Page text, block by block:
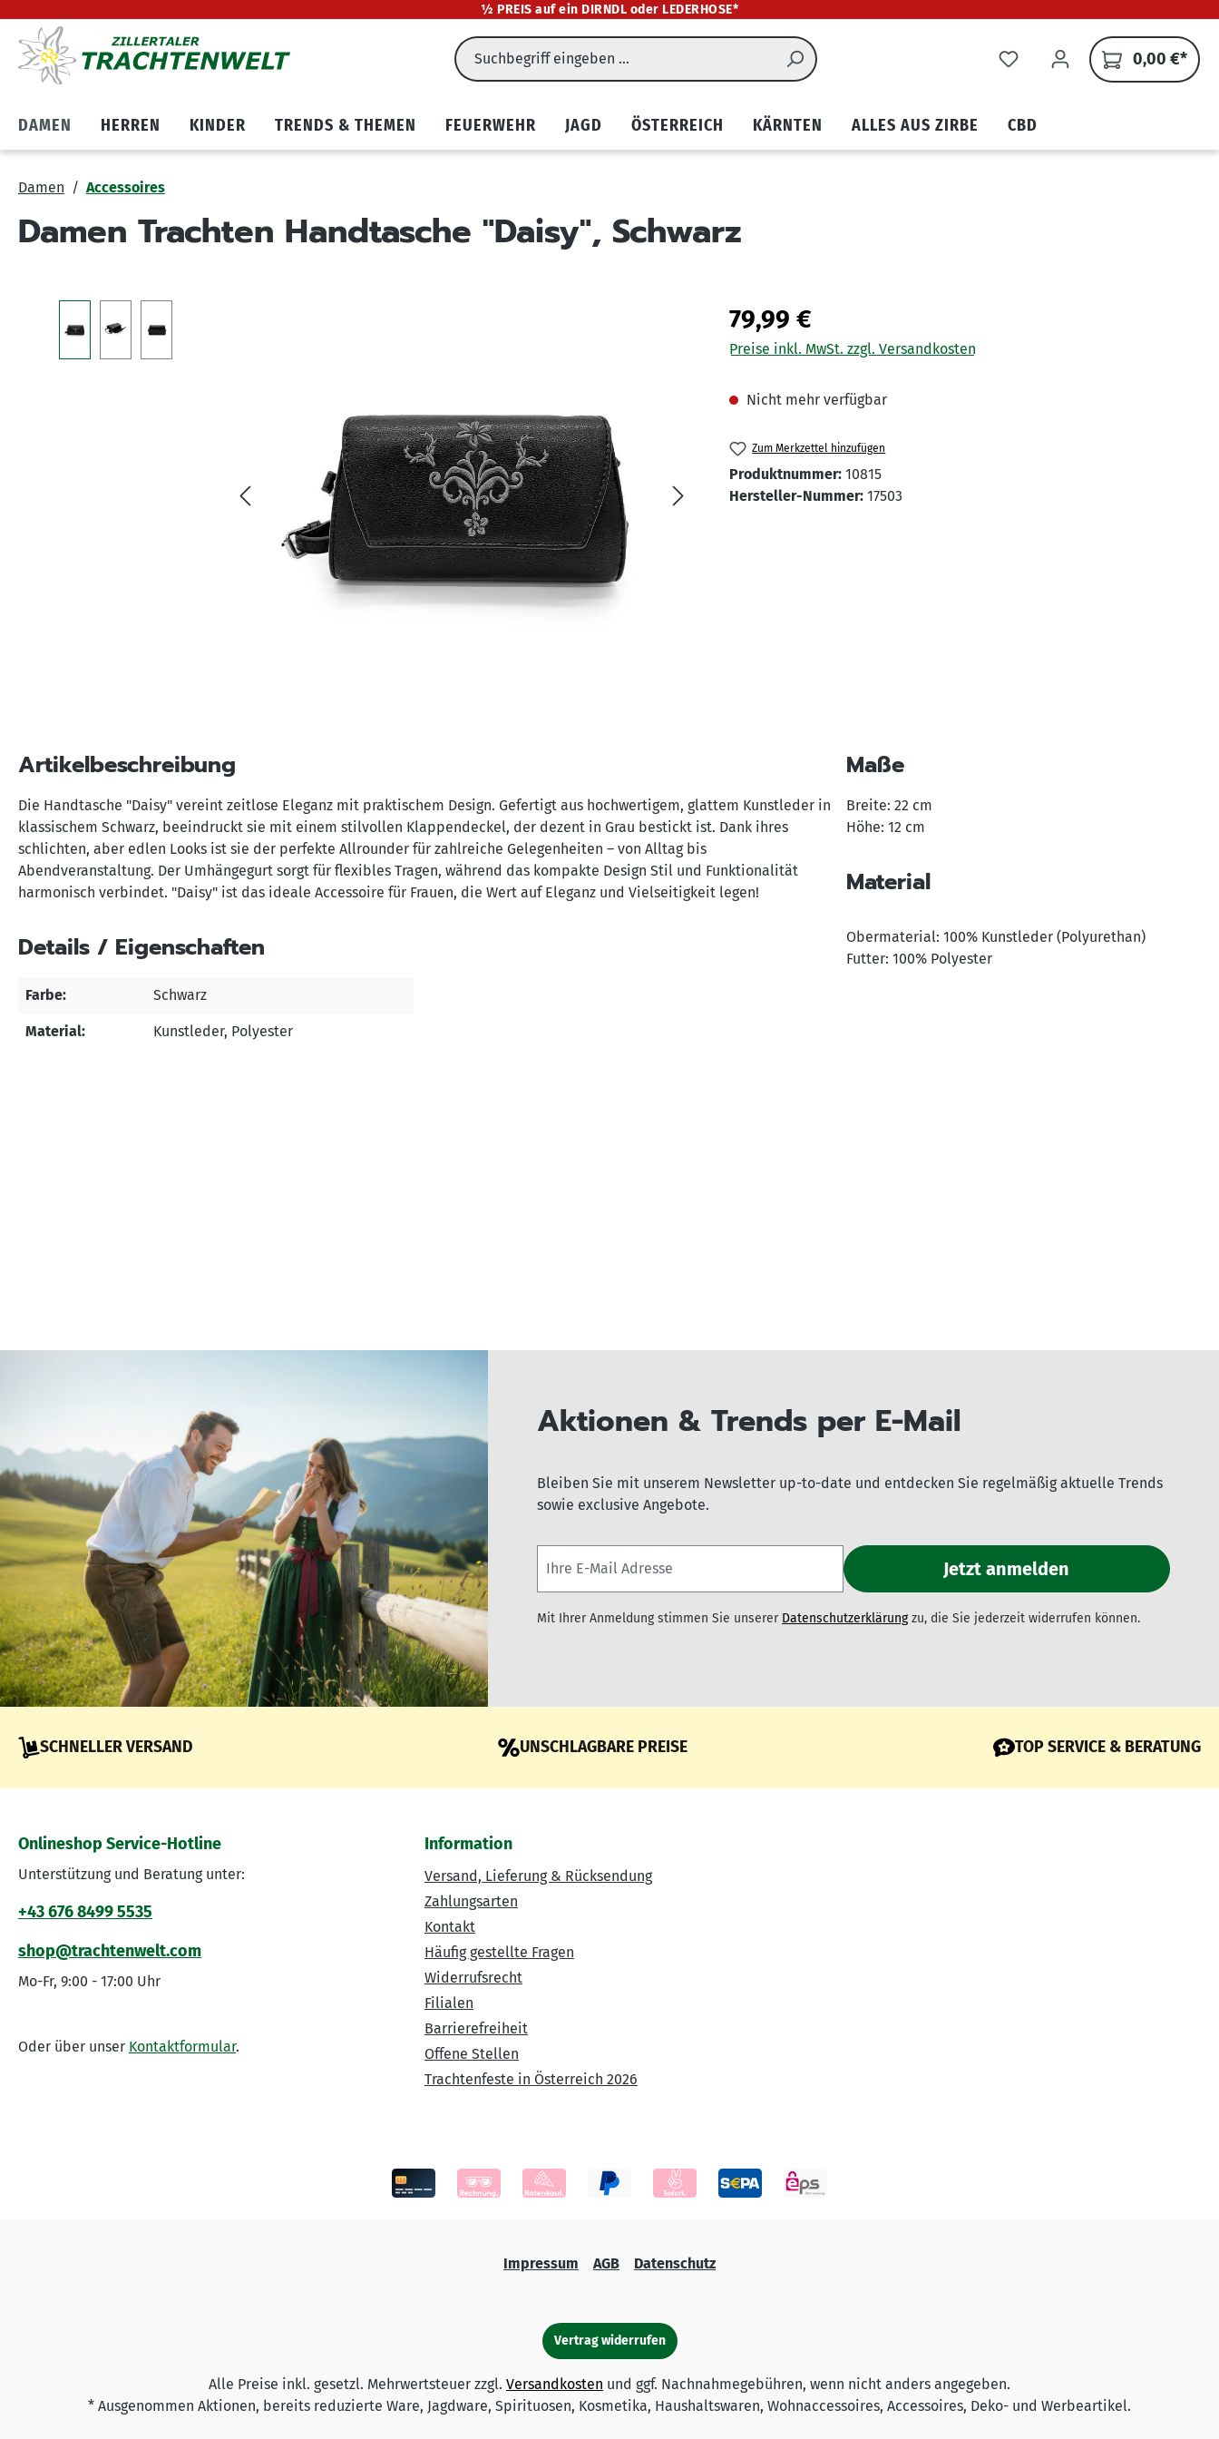
springen Zum Cookie Banner springen
½ PREIS auf ein DIRNDL oder LEDERHOSE*
0,00 €*
DAMEN HERREN KINDER TRENDS & THEMEN FEUERWEHR JAGD ÖSTERREICH KÄRNTEN ALLES AUS ZIRBE CBD
Damen Accessoires
Damen Trachten Handtasche "Daisy", Schwarz
79,99 €
Preise inkl. MwSt. zzgl. Versandkosten
Nicht mehr verfügbar
Zum Merkzettel hinzufügen
Produktnummer: 10815
Hersteller-Nummer: 17503
Artikelbeschreibung
Die Handtasche "Daisy" vereint zeitlose Eleganz mit praktischem Design. Gefertigt aus hochwertigem, glattem Kunstleder in
klassischem Schwarz, beeindruckt sie mit einem stilvollen Klappendeckel, der dezent in Grau bestickt ist. Dank ihres
schlichten, aber edlen Looks ist sie der perfekte Allrounder für zahlreiche Gelegenheiten – von Alltag bis
Abendveranstaltung. Der Umhängegurt sorgt für flexibles Tragen, während das kompakte Design Stil und Funktionalität
harmonisch verbindet. "Daisy" ist das ideale Accessoire für Frauen, die Wert auf Eleganz und Vielseitigkeit legen!
Details / Eigenschaften
Farbe: Schwarz
Material: Kunstleder, Polyester
Maße
Breite: 22 cm
Höhe: 12 cm
Material
Obermaterial: 100% Kunstleder (Polyurethan)
Futter: 100% Polyester
Aktionen & Trends per E-Mail
Bleiben Sie mit unserem Newsletter up-to-date und entdecken Sie regelmäßig aktuelle Trends
sowie exclusive Angebote.
Mit Ihrer Anmeldung stimmen Sie unserer Datenschutzerklärungzu, die Sie jederzeit widerrufen können.
SCHNELLER VERSAND UNSCHLAGBARE PREISE TOP SERVICE & BERATUNG
Onlineshop Service-Hotline
Unterstützung und Beratung unter:
+43 676 8499 5535
shop@trachtenwelt.com
Mo-Fr, 9:00 - 17:00 Uhr
Oder über unser Kontaktformular.
Information
Versand, Lieferung & Rücksendung
Zahlungsarten
Kontakt
Häufig gestellte Fragen
Widerrufsrecht
Filialen
Barrierefreiheit
Offene Stellen
Trachtenfeste in Österreich 2026
Impressum AGB Datenschutz
Vertrag widerrufen
Alle Preise inkl. gesetzl. Mehrwertsteuer zzgl. Versandkosten und ggf. Nachnahmegebühren, wenn nicht anders angegeben.
* Ausgenommen Aktionen, bereits reduzierte Ware, Jagdware, Spirituosen, Kosmetika, Haushaltswaren, Wohnaccessoires, Accessoires, Deko- und Werbeartikel.